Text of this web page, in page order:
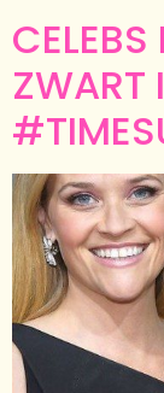
ZWART